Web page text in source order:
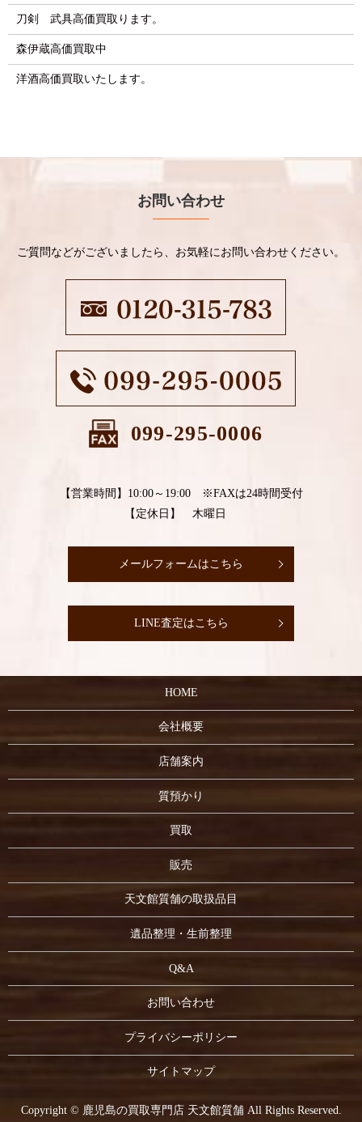
刀剣 武具高価買取ります。
森伊蔵高価買取中
洋酒高価買取いたします。
お問い合わせ
ご質問などがございましたら、お気軽にお問い合わせください。
099-295-0006
【営業時間】10:00～19:00 ※FAXは24時間受付
【定休日】 木曜日
メールフォームはこちら
LINE査定はこちら
HOME
会社概要
店舗案内
質預かり
買取
販売
天文館質舗の取扱品目
遺品整理・生前整理
Q&A
お問い合わせ
プライバシーポリシー
サイトマップ
Copyright © 鹿児島の買取専門店 天文館質舗 All Rights Reserved.